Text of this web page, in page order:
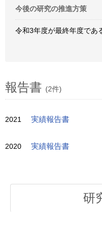
今後の研究の推進方策
令和3年度が最終年度であ
報告書 (2件)
2021 実績報告書
2020 実績報告書
研